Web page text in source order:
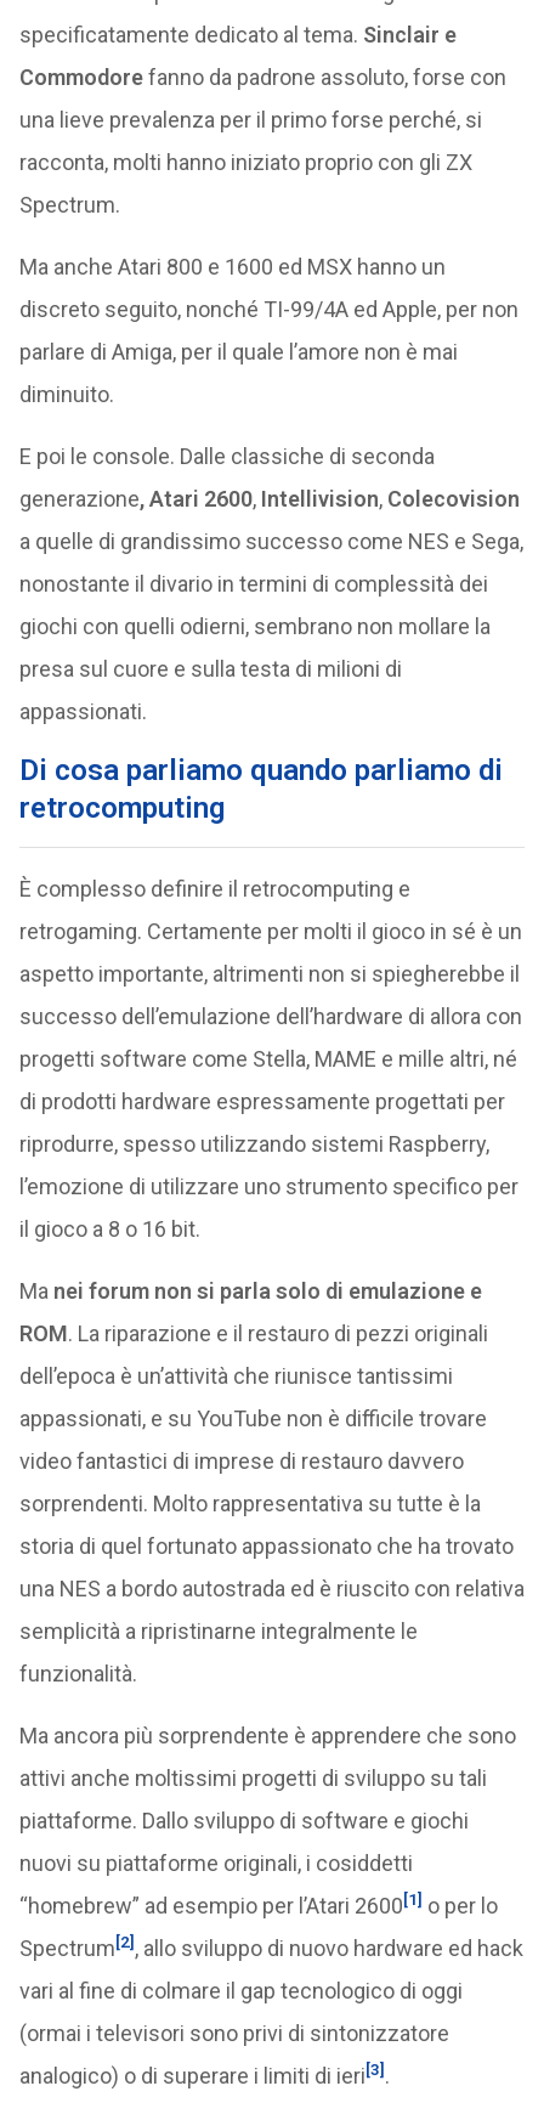
specificatamente dedicato al tema. Sinclair e
Commodorefanno da padrone assoluto, forse con
una lieve prevalenza per il primo forse perché, si
racconta, molti hanno iniziato proprio con gli ZX
Spectrum.
Ma anche Atari 800 e 1600 ed MSX hanno un
discreto seguito, nonché TI-99/4A ed Apple, per non
parlare di Amiga, per il quale l’amore non è mai
diminuito.
E poi le console. Dalle classiche di seconda
generazione, Atari 2600, Intellivision, Colecovision
a quelle di grandissimo successo come NES e Sega,
nonostante il divario in termini di complessità dei
giochi con quelli odierni, sembrano non mollare la
presa sul cuore e sulla testa di milioni di
appassionati.
Di cosa parliamo quando parliamo di
retrocomputing
È complesso definire il retrocomputing e
retrogaming. Certamente per molti il gioco in sé è un
aspetto importante, altrimenti non si spiegherebbe il
successo dell’emulazione dell’hardware di allora con
progetti software come Stella, MAME e mille altri, né
di prodotti hardware espressamente progettati per
riprodurre, spesso utilizzando sistemi Raspberry,
l’emozione di utilizzare uno strumento specifico per
il gioco a 8 o 16 bit.
Ma nei forum non si parla solo di emulazione e
ROM. La riparazione e il restauro di pezzi originali
dell’epoca è un’attività che riunisce tantissimi
appassionati, e su YouTube non è difficile trovare
video fantastici di imprese di restauro davvero
sorprendenti. Molto rappresentativa su tutte è la
storia di quel fortunato appassionato che ha trovato
una NES a bordo autostrada ed è riuscito con relativa
semplicità a ripristinarne integralmente le
funzionalità.
Ma ancora più sorprendente è apprendere che sono
attivi anche moltissimi progetti di sviluppo su tali
piattaforme. Dallo sviluppo di software e giochi
nuovi su piattaforme originali, i cosiddetti
“homebrew” ad esempio per l’Atari 2600[1] o per lo
Spectrum[2] , allo sviluppo di nuovo hardware ed hack
vari al fine di colmare il gap tecnologico di oggi
(ormai i televisori sono privi di sintonizzatore
analogico) o di superare i limiti di ieri[3] .